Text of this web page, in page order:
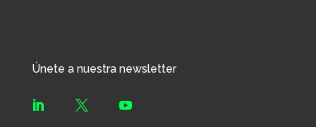
Únete a nuestra newsletter
  